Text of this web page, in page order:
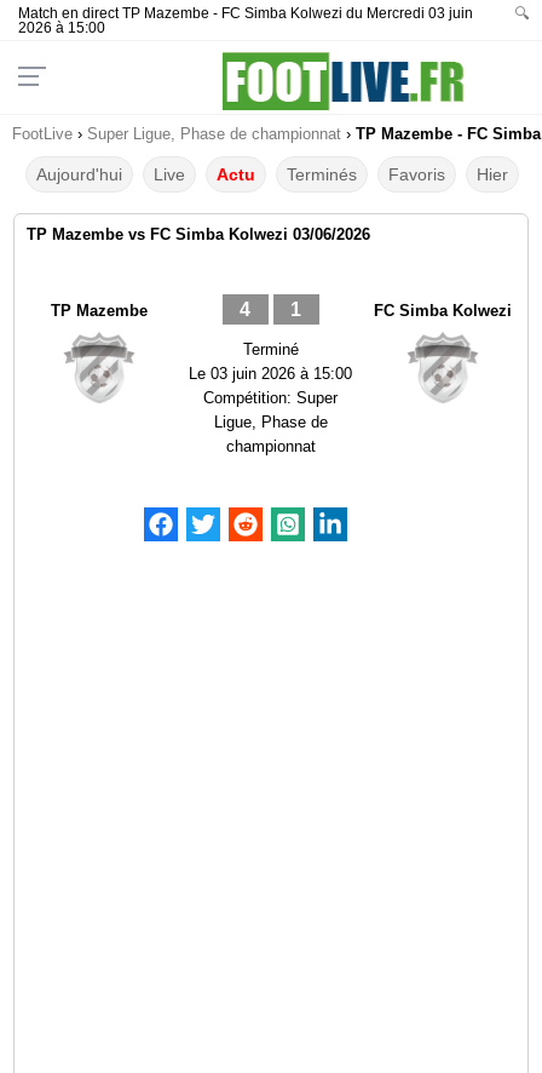
Match en direct TP Mazembe - FC Simba Kolwezi du Mercredi 03 juin
2026 à 15:00
🔍
FootLive › Super Ligue, Phase de championnat › TP Mazembe - FC
Aujourd'hui Live Actu Terminés Favoris Hier
TP Mazembe vs FC Simba Kolwezi 03/06/2026
TP Mazembe 4 1
Terminé
Le03 juin 2026 à 15:00
Compétition:Super
Ligue, Phase de
championnat
FC Simba Kolwezi